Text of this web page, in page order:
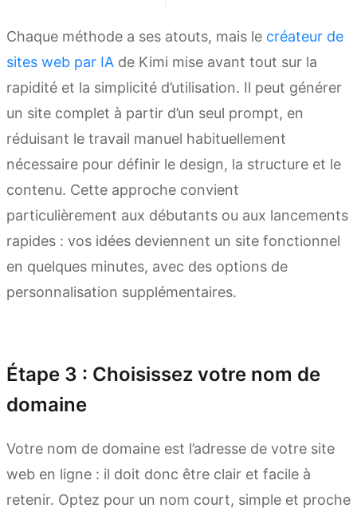
Chaque méthode a ses atouts, mais le créateur de
sites web par IA de Kimi mise avant tout sur la
rapidité et la simplicité d’utilisation. Il peut générer
un site complet à partir d’un seul prompt, en
réduisant le travail manuel habituellement
nécessaire pour définir le design, la structure et le
contenu. Cette approche convient
particulièrement aux débutants ou aux lancements
rapides : vos idées deviennent un site fonctionnel
en quelques minutes, avec des options de
personnalisation supplémentaires.
Étape 3 : Choisissez votre nom de
domaine
Votre nom de domaine est l’adresse de votre site
web en ligne : il doit donc être clair et facile à
retenir. Optez pour un nom court, simple et proche